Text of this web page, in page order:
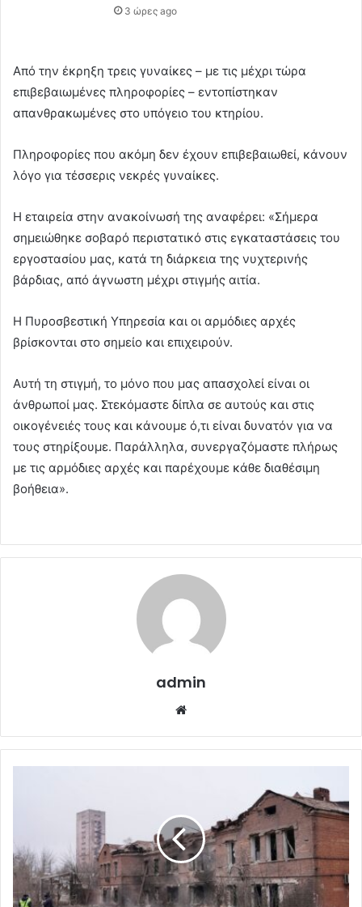
3 ώρες ago
Από την έκρηξη τρεις γυναίκες – με τις μέχρι τώρα
επιβεβαιωμένες πληροφορίες – εντοπίστηκαν
απανθρακωμένες στο υπόγειο του κτηρίου.
Πληροφορίες που ακόμη δεν έχουν επιβεβαιωθεί, κάνουν
λόγο για τέσσερις νεκρές γυναίκες.
Η εταιρεία στην ανακοίνωσή της αναφέρει: «Σήμερα
σημειώθηκε σοβαρό περιστατικό στις εγκαταστάσεις του
εργοστασίου μας, κατά τη διάρκεια της νυχτερινής
βάρδιας, από άγνωστη μέχρι στιγμής αιτία.
Η Πυροσβεστική Υπηρεσία και οι αρμόδιες αρχές
βρίσκονται στο σημείο και επιχειρούν.
Αυτή τη στιγμή, το μόνο που μας απασχολεί είναι οι
άνθρωποί μας. Στεκόμαστε δίπλα σε αυτούς και στις
οικογένειές τους και κάνουμε ό,τι είναι δυνατόν για να
τους στηρίξουμε. Παράλληλα, συνεργαζόμαστε πλήρως
με τις αρμόδιες αρχές και παρέχουμε κάθε διαθέσιμη
βοήθεια».
admin